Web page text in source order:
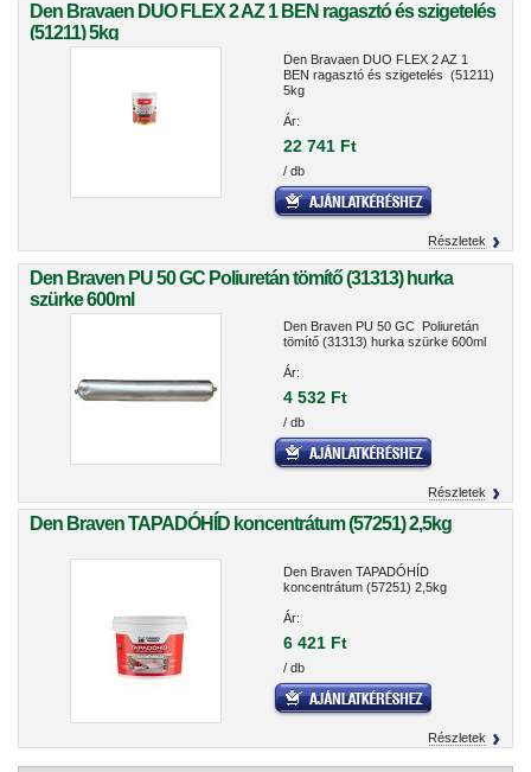
Den Bravaen DUO FLEX 2 AZ 1 BEN ragasztó és szigetelés
(51211) 5kg
Den Bravaen DUO FLEX 2 AZ 1
BEN ragasztó és szigetelés (51211)
5kg
Ár:
22 741 Ft
/ db
Részletek
Den Braven PU 50 GC Poliuretán tömítő (31313) hurka
szürke 600ml
Den Braven PU 50 GC Poliuretán
tömítő (31313) hurka szürke 600ml
Ár:
4 532 Ft
/ db
Részletek
Den Braven TAPADÓHÍD koncentrátum (57251) 2,5kg
Den Braven TAPADÓHÍD
koncentrátum (57251) 2,5kg
Ár:
6 421 Ft
/ db
Részletek